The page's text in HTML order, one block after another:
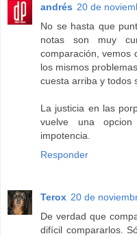
andrés 20 de
No se hasta que
notas son muy
comparación, vemos
los mismos
cuesta arriba y todos
La justicia en las
vuelve una
impotencia.
Responder
Terox 20 de
De verdad que
difícil compararlos.